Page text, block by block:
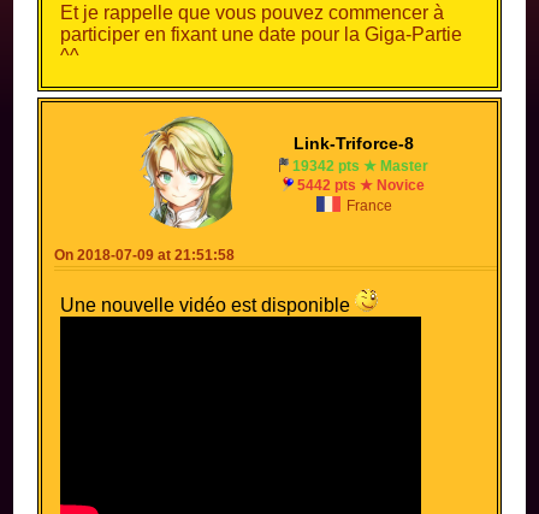
Et je rappelle que vous pouvez commencer à
participer en fixant une date pour la Giga-Partie
^^
Link-Triforce-8
19342 pts ★ Master
5442 pts ★ Novice
France
On 2018-07-09 at 21:51:58
Une nouvelle vidéo est disponible